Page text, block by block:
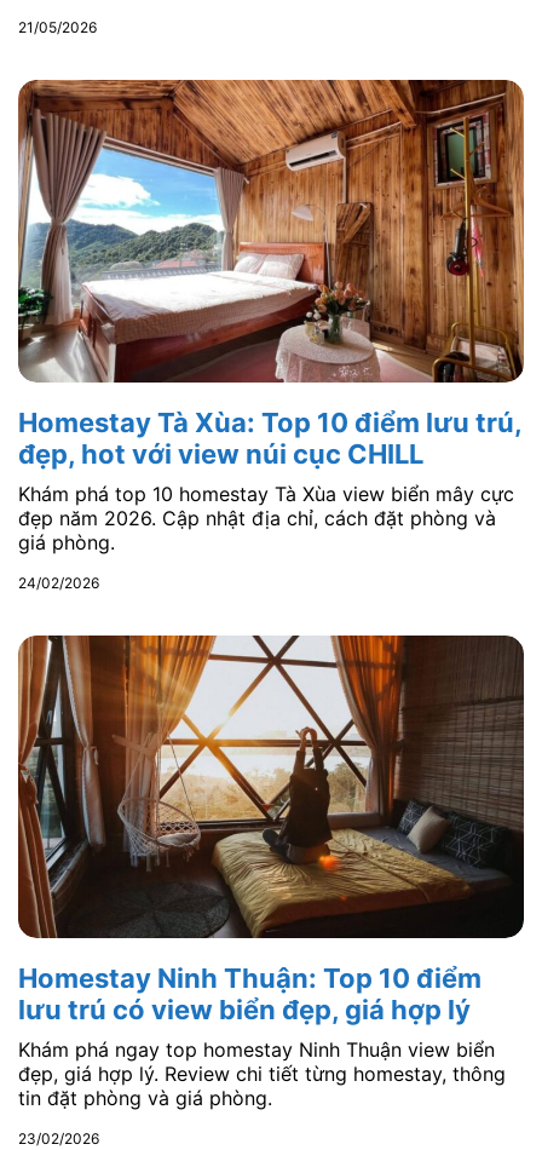
21/05/2026
Homestay Tà Xùa: Top 10 điểm lưu trú,
đẹp, hot với view núi cục CHILL
Khám phá top 10 homestay Tà Xùa view biển mây cực
đẹp năm 2026. Cập nhật địa chỉ, cách đặt phòng và
giá phòng.
24/02/2026
Homestay Ninh Thuận: Top 10 điểm
lưu trú có view biển đẹp, giá hợp lý
Khám phá ngay top homestay Ninh Thuận view biển
đẹp, giá hợp lý. Review chi tiết từng homestay, thông
tin đặt phòng và giá phòng.
23/02/2026